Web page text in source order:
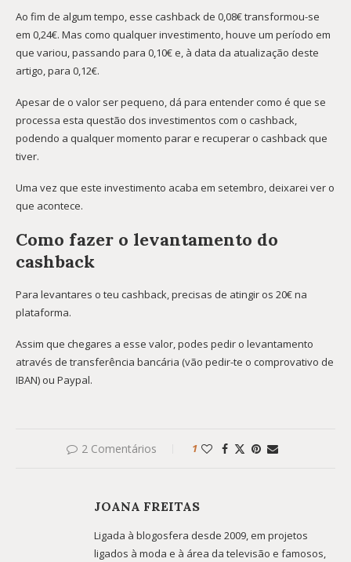
Ao fim de algum tempo, esse cashback de 0,08€ transformou-se
em 0,24€. Mas como qualquer investimento, houve um período em
que variou, passando para 0,10€ e, à data da atualização deste
artigo, para 0,12€.
Apesar de o valor ser pequeno, dá para entender como é que se
processa esta questão dos investimentos com o cashback,
podendo a qualquer momento parar e recuperar o cashback que
tiver.
Uma vez que este investimento acaba em setembro, deixarei ver o
que acontece.
Como fazer o levantamento do
cashback
Para levantares o teu cashback, precisas de atingir os 20€ na
plataforma.
Assim que chegares a esse valor, podes pedir o levantamento
através de transferência bancária (vão pedir-te o comprovativo de
IBAN) ou Paypal.
2 Comentários 1
JOANA FREITAS
Ligada à blogosfera desde 2009, em projetos
ligados à moda e à área da televisão e famosos,